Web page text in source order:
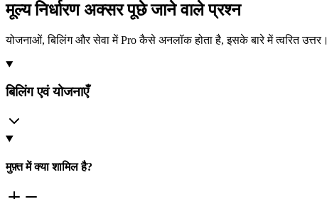
मूल्य निर्धारण अक्सर पूछे जाने वाले प्रश्न
योजनाओं, बिलिंग और सेवा में Pro कैसे अनलॉक होता है, इसके बारे में त्वरित उत्तर।
बिलिंग एवं योजनाएँ
मुफ़्त में क्या शामिल है?